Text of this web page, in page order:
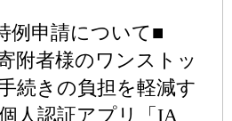
例申請について■
附者様のワンストッ
続きの負担を軽減す
人認証アプリ「IA